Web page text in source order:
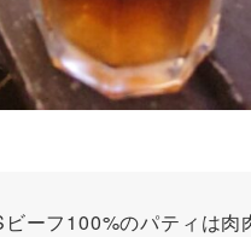
ーフ100%のパティは肉